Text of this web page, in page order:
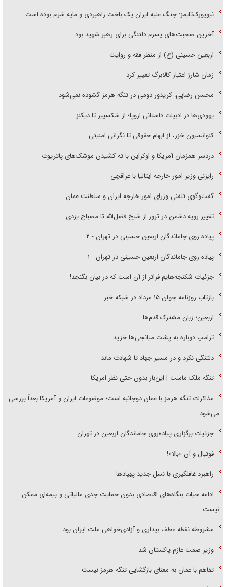
نیویورک‌تایمز: جنگ علیه ایران یک باخت راهبردی و مایه شرم بوده است
آخرین صحبت‌های پسرم دلتنگی برای رهبر شهید بود
اربعین حسینی (ع) از منظر فقه و روایت
زمان شارژ اعتبار کالابرگ تغییر کرد
محسن رضایی: کریدور دومی در تنگه هرمز گشوده نمی‌شود
یهودی‌ها در ادبیات داستانی اروپا؛ از شکسپیر تا دیکنز
کنوانسیون خزر، از ابهام حقوقی تا نگرانی امنیتی
دردسر همزمان آمریکا و اوکراین با ته کشیدن موشک‌های پاتریوت
رایزنی وزیر امور خارجه ایتالیا با عراقچی
گفت‌وگوی تلفنی وزرای امور خارجه ایران و سلطنت عمان
تغییر رویه دشمن در ترور از شیخ فضل‌الله تا مصباح یزدی
پیاده روی جاماندگان اربعین حسینی در تهران - ۲
پیاده روی جاماندگان اربعین حسینی در تهران - ۱
جزئیات شکنجه‌هایم فراتر از آن است که در بیان بگنجد!
بازتاب روزنامه جوان ۱۵ مرداد در شبکه خبر
اربعین؛ زبان مشترک قدم‌ها
ترامپ دوباره به پشت میانجی‌ها خزید
دلتنگی نکرد و در مسیر جهاد تا شهادت ماند
تنگه ملک ماست | این‌بار بدون حتی نظر امریکا
مذاکرات تنگه هرمز با عمان دوجانبه است؛ موضوعات ایران و آمریکا بعداً بررسی
می‌شود
جزئیات برگزاری پیاده‌روی جاماندگان اربعین در تهران
فوتبال و آن «بالا»!
راهبرد غافلگیری با نسل جدید پهپاد‌ها
ادامه حیات بنگاه‌های اقتصادی بدون حمایت جدی مالیاتی و بیمه‌ای ممکن
نیست
مشروطه نقطه عطف بیداری و آزادی‌خواهی ملت ایران بود
وزیر صمت عازم پاکستان شد
تفاهم با عمان به معنای بازگشایی تنگه هرمز نیست